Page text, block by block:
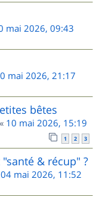
mai 2026, 09:43
mai 2026, 21:17
bêtes
« 10 mai 2026, 15:19
1 2 3
& récup" ?
04 mai 2026, 11:52